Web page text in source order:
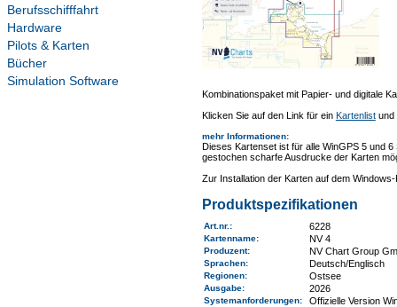
Berufsschifffahrt
Hardware
Pilots & Karten
Bücher
Simulation Software
Kombinationspaket mit Papier- und digitale
Klicken Sie auf den Link für ein Kartenlistund
mehr Informationen:
Dieses Kartenset ist für alle WinGPS 5 und
gestochen scharfe Ausdrucke der Karten
Zur Installation der Karten auf dem
Produktspezifikationen
Art.nr. : 6228
Kartenname: NV 4
Produzent: NV Chart Group
Sprachen: Deutsch/Englisch
Regionen: Ostsee
Ausgabe: 2026
Systemanforderungen: Offizielle Version